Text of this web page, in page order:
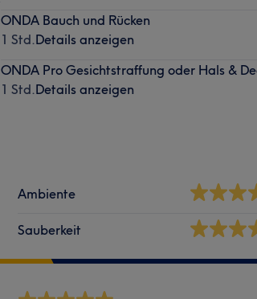
ONDA Bauch und Rücken
1 Std.Details anzeigen
ONDA Pro Gesichtstraffung oder Hals &
1 Std.Details anzeigen
Ambiente
Sauberkeit